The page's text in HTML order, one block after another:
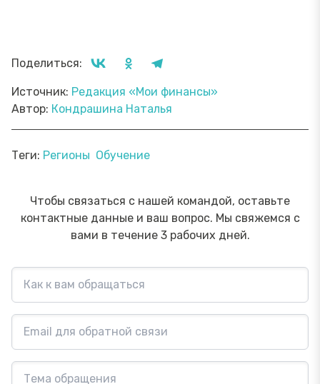
Поделиться:
Источник: Редакция «Мои финансы»
Автор: Кондрашина Наталья
Теги: Регионы Обучение
Чтобы связаться с нашей командой, оставьте
контактные данные и ваш вопрос. Мы свяжемся с
вами в течение 3 рабочих дней.